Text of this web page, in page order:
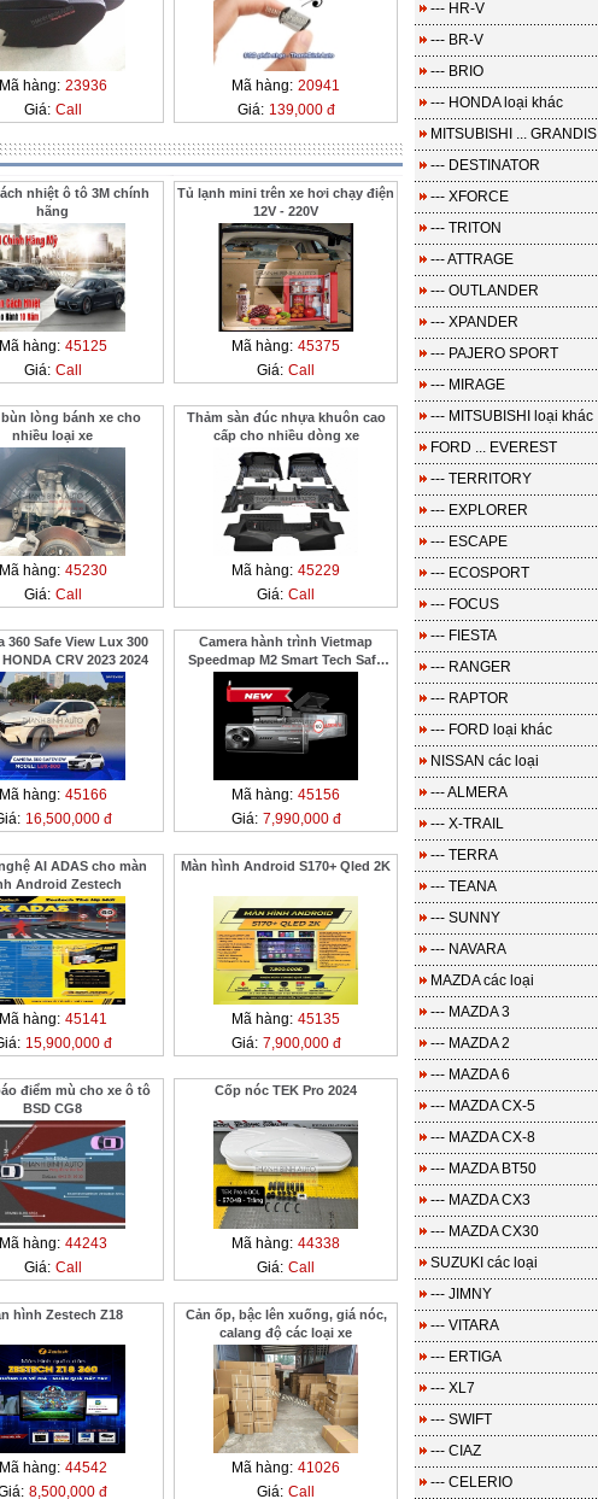
Mã hàng: 23936
Giá: Call
Mã hàng: 20941
Giá: 139,000 đ
nhiệt ô tô 3M chính
hãng
Mã hàng: 45125
Giá: Call
Tủ lạnh mini trên xe hơi chạy điện
12V - 220V
Mã hàng: 45375
Giá: Call
lòng bánh xe cho
nhiều loại xe
Mã hàng: 45230
Giá: Call
Thảm sàn đúc nhựa khuôn cao
cấp cho nhiều dòng xe
Mã hàng: 45229
Giá: Call
360 Safe View Lux 300
CRV 2023 2024
Mã hàng: 45166
16,500,000 đ
Camera hành trình Vietmap
Speedmap M2 Smart Tech Safe
Mã hàng: 45156
Giá: 7,990,000 đ
AI ADAS cho màn
Android Zestech
Mã hàng: 45141
15,900,000 đ
Màn hình Android S170+ Qled 2K
Mã hàng: 45135
Giá: 7,900,000 đ
điểm mù cho xe ô tô
BSD CG8
Mã hàng: 44243
Giá: Call
Cốp nóc TEK Pro 2024
Mã hàng: 44338
Giá: Call
hình Zestech Z18
Mã hàng: 44542
8,500,000 đ
Cản ốp, bậc lên xuống, giá nóc,
calang độ các loại xe
Mã hàng: 41026
Giá: Call
--- HR-V
--- BR-V
--- BRIO
--- HONDA loại khác
MITSUBISHI ... GRANDIS
--- DESTINATOR
--- XFORCE
--- TRITON
--- ATTRAGE
--- OUTLANDER
--- XPANDER
--- PAJERO SPORT
--- MIRAGE
--- MITSUBISHI loại khác
FORD ... EVEREST
--- TERRITORY
--- EXPLORER
--- ESCAPE
--- ECOSPORT
--- FOCUS
--- FIESTA
--- RANGER
--- RAPTOR
--- FORD loại khác
NISSAN các loại
--- ALMERA
--- X-TRAIL
--- TERRA
--- TEANA
--- SUNNY
--- NAVARA
MAZDA các loại
--- MAZDA 3
--- MAZDA 2
--- MAZDA 6
--- MAZDA CX-5
--- MAZDA CX-8
--- MAZDA BT50
--- MAZDA CX3
--- MAZDA CX30
SUZUKI các loại
--- JIMNY
--- VITARA
--- ERTIGA
--- XL7
--- SWIFT
--- CIAZ
--- CELERIO